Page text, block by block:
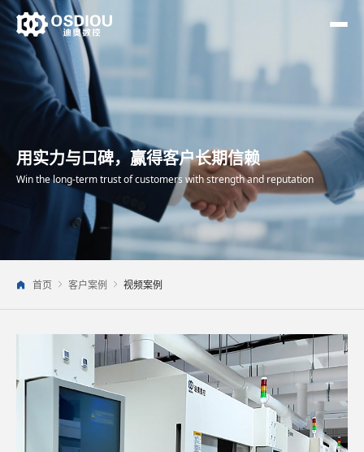
用实力与口碑，赢得客户长期信赖
Win the long-term trust of customers with strength and reputation
首页 客户案例 视频案例